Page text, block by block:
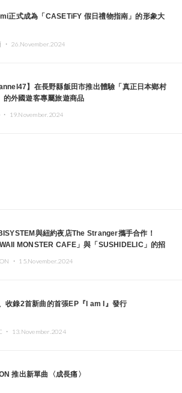
正式成為「CASETiFY 假日禮物指南」的形象大
・ 26.November.2024
】在長野縣飯田市推出體驗「真正日本鄉村
的外國遊客專屬旅遊商品
19.November.2024
與紐約夜店The Stranger攜手合作！
MONSTER CAFE」與「SUSHIDELIC」的招
・ 15.November.2024
收錄2首新曲的首張EP『I am I』發行
・ 13.November.2024
推出新單曲〈成長痛〉